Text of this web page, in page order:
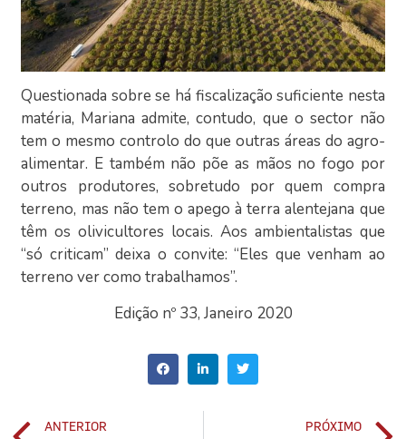
Questionada sobre se há fiscalização suficiente nesta
matéria, Mariana admite, contudo, que o sector não
tem o mesmo controlo do que outras áreas do agro-
alimentar. E também não põe as mãos no fogo por
outros produtores, sobretudo por quem compra
terreno, mas não tem o apego à terra alentejana que
têm os olivicultores locais. Aos ambientalistas que
“só criticam” deixa o convite: “Eles que venham ao
terreno ver como trabalhamos”.
Edição nº 33, Janeiro 2020
ANTERIOR PRÓXIMO